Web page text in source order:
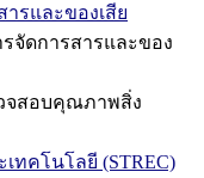
รและของเสีย
จัดการสารและของ
จสอบคุณภาพสิ่ง
ทคโนโลยี (STREC)